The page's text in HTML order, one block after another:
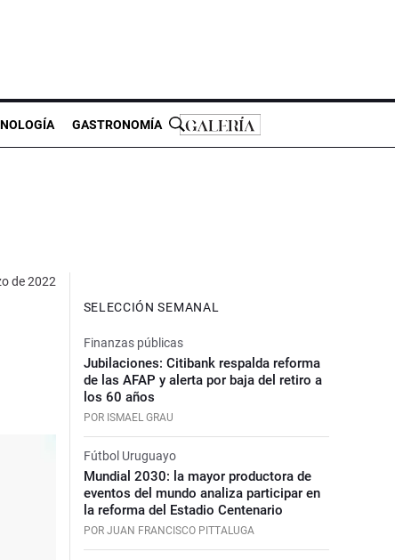
GASTRONOMÍA
de 2022
SELECCIÓN SEMANAL
Finanzas públicas
Jubilaciones: Citibank respalda reforma
de las AFAP y alerta por baja del retiro a
los 60 años
POR ISMAEL GRAU
Fútbol Uruguayo
Mundial 2030: la mayor productora de
eventos del mundo analiza participar en
la reforma del Estadio Centenario
POR JUAN FRANCISCO PITTALUGA